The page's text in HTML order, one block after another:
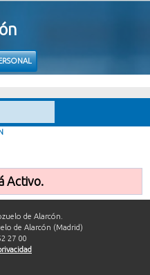
Activo.
de Alarcón.
de Alarcón (Madrid)
27 00